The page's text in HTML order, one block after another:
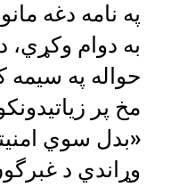
په نامه دغه
به دوام وکړي،
حواله په سیمه
مخ پر
«بدل سوي
وړاندي د